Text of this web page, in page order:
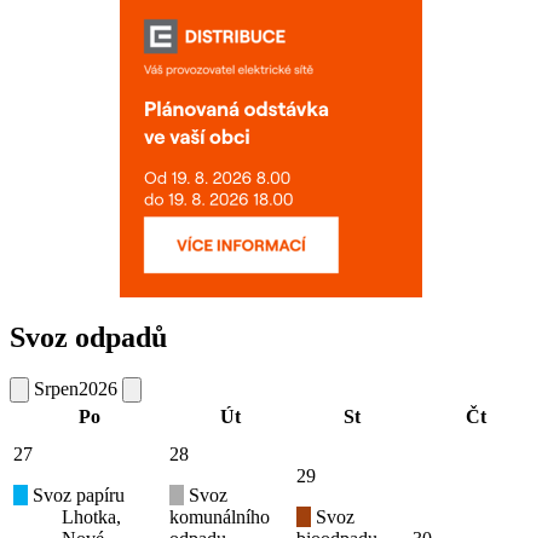
Svoz odpadů
Srpen2026
Po
Út St
Čt
27
Svoz papíru
Lhotka,
28
Svoz
komunálního
29
Svoz